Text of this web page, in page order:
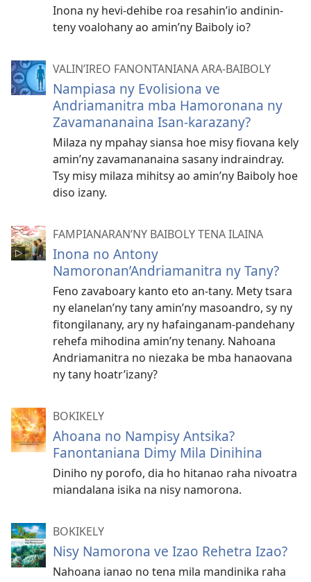
Inona ny hevi-dehibe roa resahin’io andinin-
teny voalohany ao amin’ny Baiboly io?
VALIN’IREO FANONTANIANA ARA-BAIBOLY
Nampiasa ny Evolisiona ve
Andriamanitra mba Hamoronana ny
Zavamananaina Isan-karazany?
Milaza ny mpahay siansa hoe misy fiovana kely
amin’ny zavamananaina sasany indraindray.
Tsy misy milaza mihitsy ao amin’ny Baiboly hoe
diso izany.
FAMPIANARAN’NY BAIBOLY TENA ILAINA
Inona no Antony
Namoronan’Andriamanitra ny Tany?
Feno zavaboary kanto eto an-tany. Mety tsara
ny elanelan’ny tany amin’ny masoandro, sy ny
fitongilanany, ary ny hafainganam-pandehany
rehefa mihodina amin’ny tenany. Nahoana
Andriamanitra no niezaka be mba hanaovana
ny tany hoatr’izany?
BOKIKELY
Ahoana no Nampisy Antsika?
Fanontaniana Dimy Mila Dinihina
Diniho ny porofo, dia ho hitanao raha nivoatra
miandalana isika na nisy namorona.
BOKIKELY
Nisy Namorona ve Izao Rehetra Izao?
Nahoana ianao no tena mila mandinika raha